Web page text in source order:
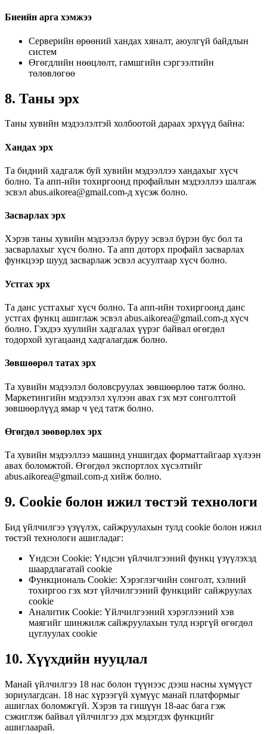
Биеийн арга хэмжээ
Серверийн өрөөний хандах хяналт, аюулгүй байдлын
систем
Өгөгдлийн нөөцлөлт, гамшгийн сэргээлтийн
төлөвлөгөө
8. Таны эрх
Таны хувийн мэдээлэлтэй холбоотой дараах эрхүүд байна:
Хандах эрх
Та бидний хадгалж буй хувийн мэдээллээ хандахыг хүсч
болно. Та апп-ийн тохиргоонд профайлын мэдээллээ шалгаж
эсвэл abus.aikorea@gmail.com-д хүсэж болно.
Засварлах эрх
Хэрэв таны хувийн мэдээлэл буруу эсвэл бүрэн бус бол та
засварлахыг хүсч болно. Та апп доторх профайл засварлах
функцээр шууд засварлаж эсвэл асуултаар хүсч болно.
Устгах эрх
Та данс устгахыг хүсч болно. Та апп-ийн тохиргоонд данс
устгах функц ашиглаж эсвэл abus.aikorea@gmail.com-д хүсч
болно. Гэхдээ хуулийн хадгалах үүрэг байвал өгөгдөл
тодорхой хугацаанд хадгалагдаж болно.
Зөвшөөрөл татах эрх
Та хувийн мэдээлэл боловсруулах зөвшөөрлөө татж болно.
Маркетингийн мэдээлэл хүлээн авах гэх мэт сонголттой
зөвшөөрлүүд ямар ч үед татж болно.
Өгөгдөл зөөвөрлөх эрх
Та хувийн мэдээллээ машинд уншигдах форматтайгаар хүлээн
авах боломжтой. Өгөгдөл экспортлох хүсэлтийг
abus.aikorea@gmail.com-д хийж болно.
9. Cookie болон ижил төстэй технологи
Бид үйлчилгээ үзүүлэх, сайжруулахын тулд cookie болон ижил
төстэй технологи ашигладаг:
Үндсэн Cookie: Үндсэн үйлчилгээний функц үзүүлэхэд
шаардлагатай cookie
Функциональ Cookie: Хэрэглэгчийн сонголт, хэлний
тохиргоо гэх мэт үйлчилгээний функцийг сайжруулах
cookie
Аналитик Cookie: Үйлчилгээний хэрэглээний хэв
маягийг шинжилж сайжруулахын тулд нэргүй өгөгдөл
цуглуулах cookie
10. Хүүхдийн нууцлал
Манай үйлчилгээ 18 нас болон түүнээс дээш насны хүмүүст
зориулагдсан. 18 нас хүрээгүй хүмүүс манай платформыг
ашиглах боломжгүй. Хэрэв та гишүүн 18-аас бага гэж
сэжиглэж байвал үйлчилгээ дэх мэдэгдэх функцийг
ашиглаарай.